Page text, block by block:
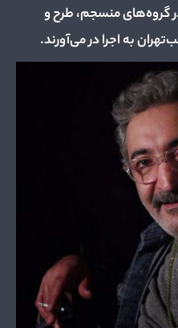
گروه‌های منسجم، طرح و
به اجرا در می‌آورند.